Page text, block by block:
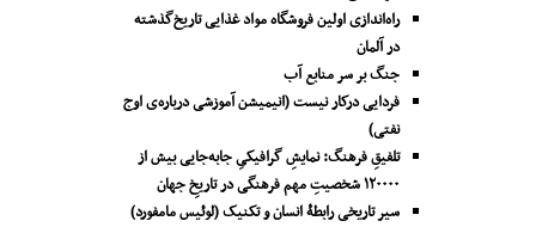
راه‌اندازی اولین فروشگاه مواد غذایی تاریخ‌گذشته
در آلمان
جنگ بر سر منابع آب
فردایی درکار نیست (انیمیشن آموزشی درباره‌ی اوج
نفتی)
تلفیقِ فرهنگ: نمایشِ گرافیکیِ جا‌به‌جایی بیش از
۱۲۰۰۰۰ شخصیتِ مهم فرهنگی در تاریخِ جهان
سیر تاریخی رابطۀ انسان و تکنیک (لوئیس مامفورد)